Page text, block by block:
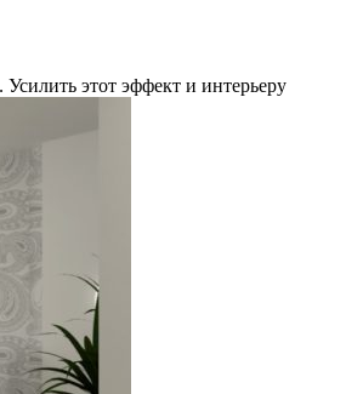
этот эффект и интерьеру